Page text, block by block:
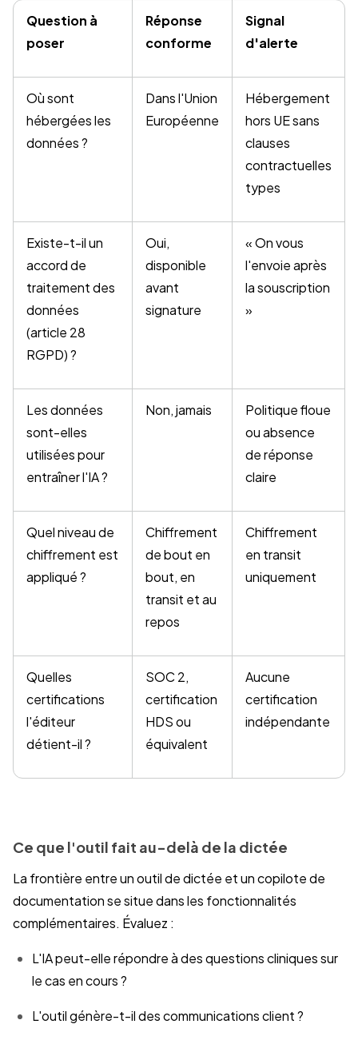
Question à
poser
Réponse
conforme
Signal
d'alerte
Où sont
hébergées les
données ?
Dans l'Union
Européenne
Hébergement
hors UE sans
clauses
contractuelles
types
Existe-t-il un
accord de
traitement des
données
(article 28
RGPD) ?
Oui,
disponible
avant
signature
« On vous
l'envoie après
la souscription
»
Les données
sont-elles
utilisées pour
entraîner l'IA ?
Non, jamais
Politique floue
ou absence
de réponse
claire
Quel niveau de
chiffrement est
appliqué ?
Chiffrement
de bout en
bout, en
transit et au
repos
Chiffrement
en transit
uniquement
Quelles
certifications
l'éditeur
détient-il ?
SOC 2,
certification
HDS ou
équivalent
Aucune
certification
indépendante
Ce que l'outil fait au-delà de la dictée
La frontière entre un outil de dictée et un copilote de
documentation se situe dans les fonctionnalités
complémentaires. Évaluez :
L'IA peut-elle répondre à des questions cliniques sur
le cas en cours ?
L'outil génère-t-il des communications client ?